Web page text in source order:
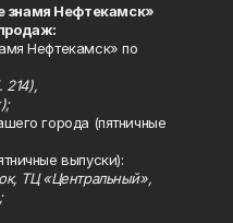
знамя Нефтекамск»
Нефтекамск» по
214),
города (пятничные
выпуски):
ТЦ «Центральный»,